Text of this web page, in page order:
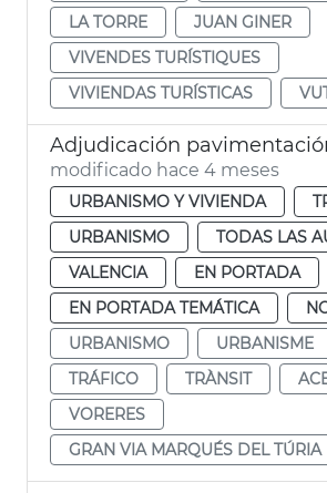
LA TORRE
JUAN GINER
VIVENDES TURÍSTIQUES
VIVIENDAS TURÍSTICAS
modificado hace 4 meses
URBANISMO Y VIVIENDA
URBANISMO
TODAS LAS
VALENCIA
EN PORTADA
EN PORTADA TEMÁTICA
URBANISMO
URBANISME
TRÁFICO
TRÀNSIT
VORERES
GRAN VIA MARQUÉS DEL TÚRIA